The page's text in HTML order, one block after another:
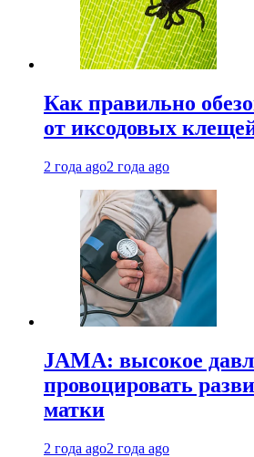
Как правильно
от иксодовых
2 года ago2 года ago
JAMA: высокое
провоцировать
матки
2 года ago2 года ago